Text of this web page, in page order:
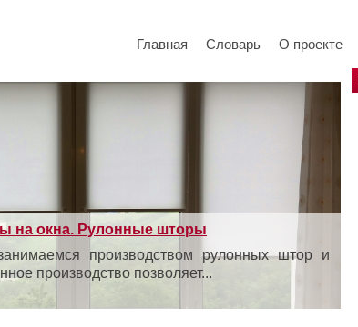
Главная Словарь О проекте
на окна. Рулонные шторы
производством рулонных штор и
производство позволяет...